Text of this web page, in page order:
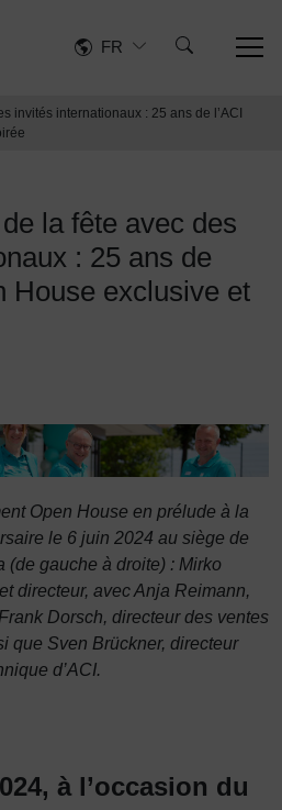
FR
invités internationaux : 25 ans de l’ACI
la fête avec des
: 25 ans de
House exclusive et
Open House en prélude à la
le 6 juin 2024 au siège de
(de gauche à droite) : Mirko
directeur, avec Anja Reimann,
Dorsch, directeur des ventes
que Sven Brückner, directeur
d’ACI.
à l’occasion du